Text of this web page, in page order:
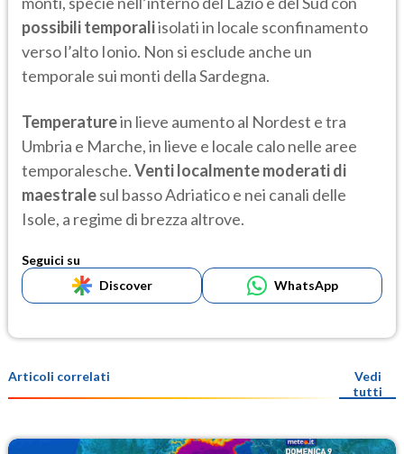
possibili temporaliisolati in locale sconfinamento
verso l’alto Ionio. Non si esclude anche un
temporale sui monti della Sardegna.
Temperaturein lieve aumento al Nordest e tra
Umbria e Marche, in lieve e locale calo nelle aree
temporalesche.Venti localmente moderati di
maestralesul basso Adriatico e nei canali delle
Isole, a regime di brezza altrove.
Seguici su
Discover
WhatsApp
Articoli correlati
Vedi
tutti